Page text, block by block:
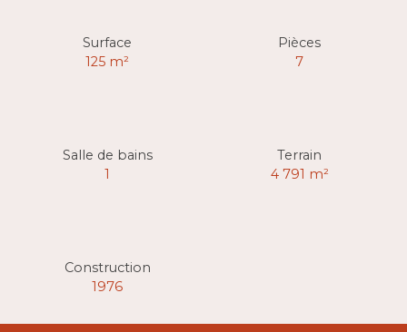
Surface
125 m²
Pièces
7
Salle de bains
1
Terrain
4 791 m²
Construction
1976